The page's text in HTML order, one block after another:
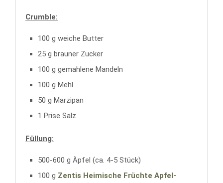
Crumble:
100 g weiche Butter
25 g brauner Zucker
100 g gemahlene Mandeln
100 g Mehl
50 g Marzipan
1 Prise Salz
Füllung:
500-600 g Äpfel (ca. 4-5 Stück)
100 g Zentis Heimische Früchte Apfel-